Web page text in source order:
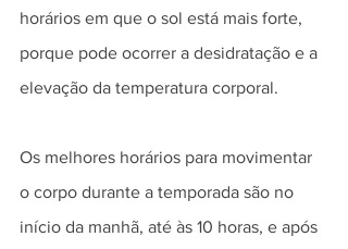
horários em que o sol está mais forte,
porque pode ocorrer a desidratação e a
elevação da temperatura corporal.
Os melhores horários para movimentar
o corpo durante a temporada são no
início da manhã, até às 10 horas, e após